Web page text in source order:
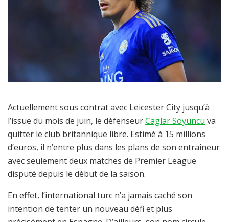
Actuellement sous contrat avec Leicester City jusqu’à
l’issue du mois de juin, le défenseurCaglar Söyüncü va
quitter le club britannique libre. Estimé à 15 millions
d’euros, il n’entre plus dans les plans de son entraîneur
avec seulement deux matches de Premier League
disputé depuis le début de la saison.
En effet, l’international turc n’a jamais caché son
intention de tenter un nouveau défi et plus